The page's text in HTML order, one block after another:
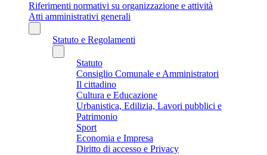
Riferimenti normativi su organizzazione e attività
Atti amministrativi generali
Statuto e Regolamenti
Statuto
Consiglio Comunale e Amministratori
Il cittadino
Cultura e Educazione
Urbanistica, Edilizia, Lavori pubblici e
Patrimonio
Sport
Economia e Impresa
Diritto di accesso e Privacy